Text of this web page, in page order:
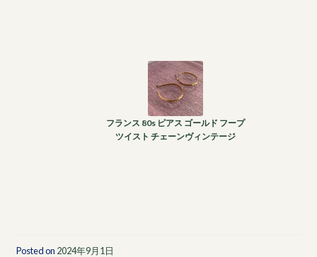
フランス 80s ピアス ゴールド フープ
ツイスト チェーンヴィンテージ
Posted on 2024年9月1日